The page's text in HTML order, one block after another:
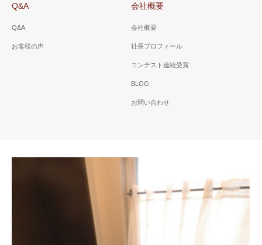
Q&A
Q&A
お客様の声
会社概要
会社概要
社長プロフィール
コンテスト連続受賞
BLOG
お問い合わせ